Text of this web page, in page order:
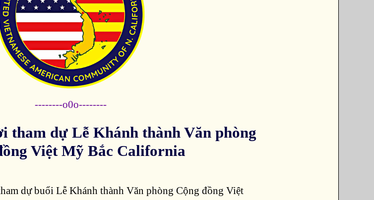
--------o0o--------
tham dự Lễ Khánh thành Văn phòng
Việt Mỹ Bắc California
dự buổi Lễ Khánh thành Văn phòng Cộng đồng Việt